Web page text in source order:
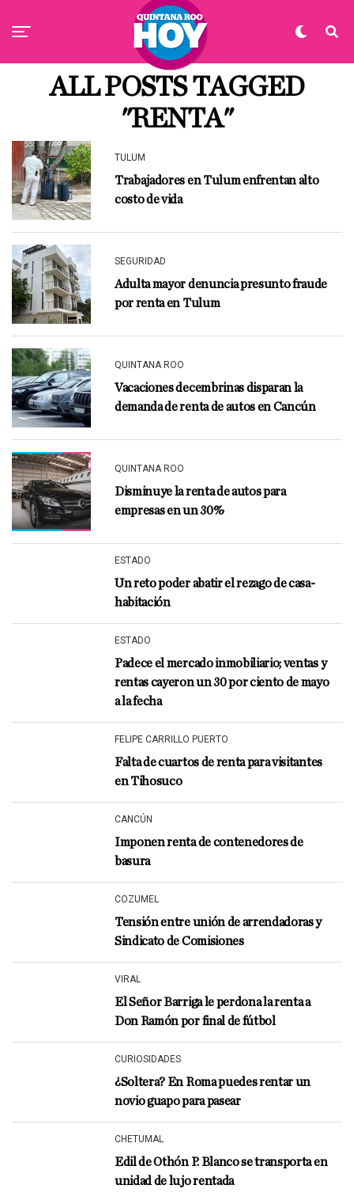
ALL POSTS TAGGED
"RENTA"
TULUM
Trabajadores en Tulum enfrentan alto
costo de vida
SEGURIDAD
Adulta mayor denuncia presunto fraude
por renta en Tulum
QUINTANA ROO
Vacaciones decembrinas disparan la
demanda de renta de autos en Cancún
QUINTANA ROO
Disminuye la renta de autos para
empresas en un 30%
ESTADO
Un reto poder abatir el rezago de casa-
habitación
ESTADO
Padece el mercado inmobiliario; ventas y
rentas cayeron un 30 por ciento de mayo
a la fecha
FELIPE CARRILLO PUERTO
Falta de cuartos de renta para visitantes
en Tihosuco
CANCÚN
Imponen renta de contenedores de
basura
COZUMEL
Tensión entre unión de arrendadoras y
Sindicato de Comisiones
VIRAL
El Señor Barriga le perdona la renta a
Don Ramón por final de fútbol
CURIOSIDADES
¿Soltera? En Roma puedes rentar un
novio guapo para pasear
CHETUMAL
Edil de Othón P. Blanco se transporta en
unidad de lujo rentada